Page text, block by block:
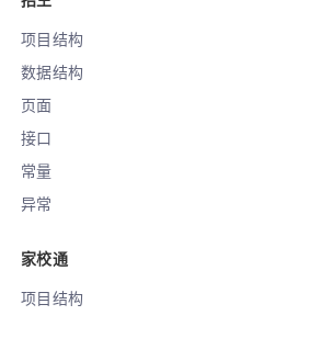
项目结构
数据结构
页面
接口
常量
异常
家校通
项目结构